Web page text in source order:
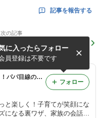
記事を報告する
次の記事
再来週の次は何て言う？再々
来週・3週間後の正しい使い
方と伝わる表現術
モジャパパ｜ラクして楽しく！パパ目線の暮らし術
と楽しく！子育てが笑顔にな
になる裏ワザ、家族の会話が
に入ったらフォロー
員登録は不要です
フォロー